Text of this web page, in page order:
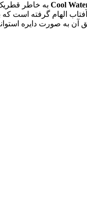
Cool به خاطر
الهام گرفته است که
به صورت دایره